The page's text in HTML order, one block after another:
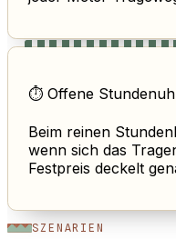
⏱️ Offene
Beim reinen
wenn sich das
Festpreis deckelt
SZENARIEN